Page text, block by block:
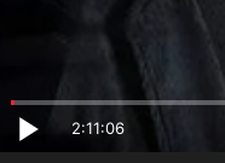
2:11:06